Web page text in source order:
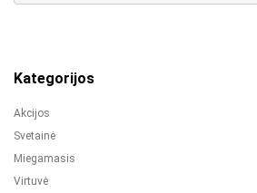
Kategorijos
Akcijos
Svetainė
Miegamasis
Virtuvė